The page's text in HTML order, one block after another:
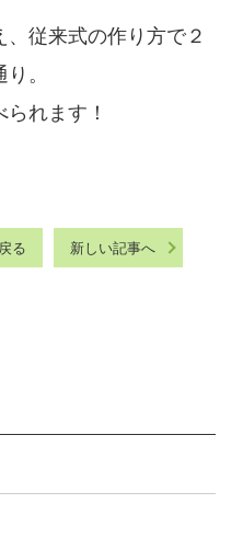
従来式の作り方で２
。
れます！
る 新しい記事へ